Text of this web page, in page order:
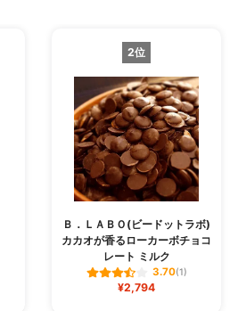
2位
Ｂ．ＬＡＢＯ(ビードットラボ)
カカオが香るローカーボチョコ
レート ミルク
3.70(1)
¥2,794